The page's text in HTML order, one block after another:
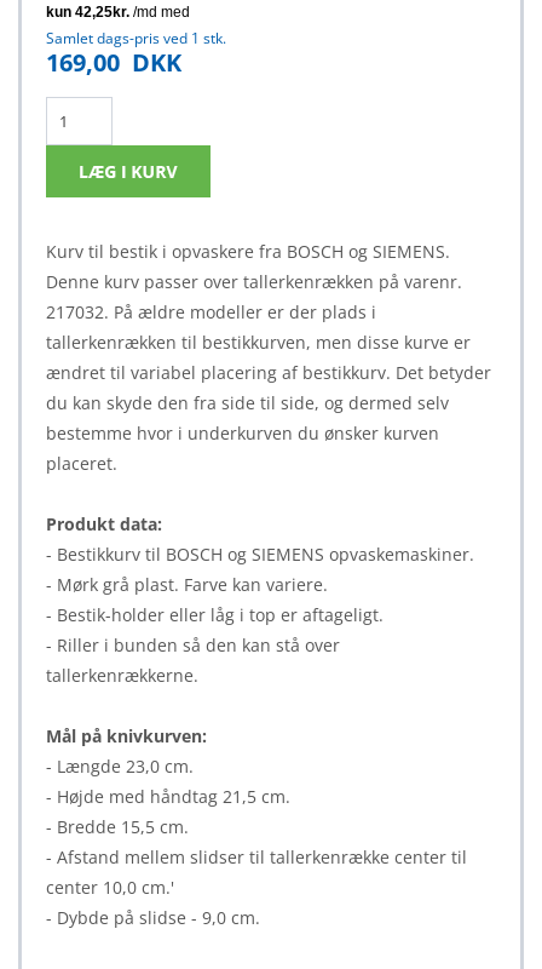
Samlet dags-pris ved 1 stk.
169,00 DKK
Kurv til bestik i opvaskere fra BOSCH og SIEMENS.
Denne kurv passer over tallerkenrækken på varenr.
217032. På ældre modeller er der plads i
tallerkenrækken til bestikkurven, men disse kurve er
ændret til variabel placering af bestikkurv. Det betyder
du kan skyde den fra side til side, og dermed selv
bestemme hvor i underkurven du ønsker kurven
placeret.
Produkt data:
- Bestikkurv til BOSCH og SIEMENS opvaskemaskiner.
- Mørk grå plast. Farve kan variere.
- Bestik-holder eller låg i top er aftageligt.
- Riller i bunden så den kan stå over
tallerkenrækkerne.
Mål på knivkurven:
- Længde 23,0 cm.
- Højde med håndtag 21,5 cm.
- Bredde 15,5 cm.
- Afstand mellem slidser til tallerkenrække center til
center 10,0 cm.'
- Dybde på slidse - 9,0 cm.